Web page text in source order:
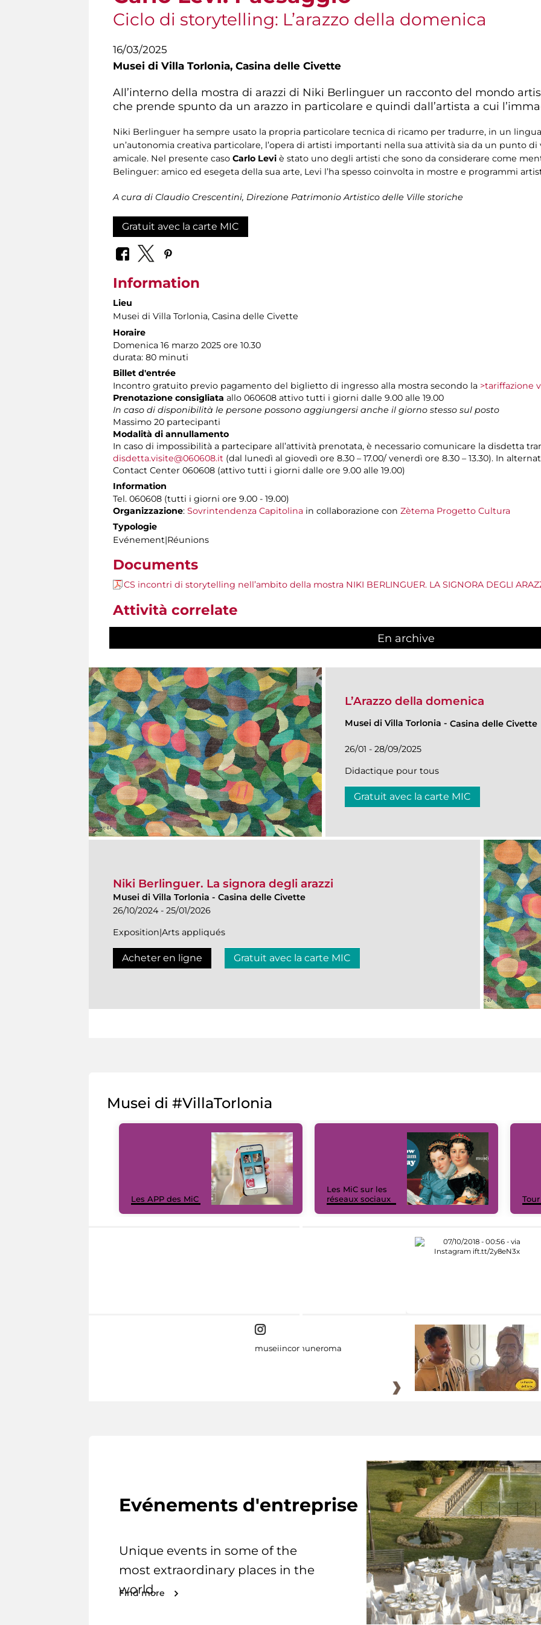
Ciclo di storytelling: L’arazzo della domenica
16/03/2025
Musei di Villa Torlonia, Casina delle Civette
All’interno della mostra di arazzi di Niki Berlinguer un racconto del mondo
che prende spunto da un arazzo in particolare e quindi dall’artista a cui
Niki Berlinguer ha sempre usato la propria particolare tecnica di ricamo per tradurre, in un
un’autonomia creativa particolare, l’opera di artisti importanti nella sua attività sia da un punto
amicale. Nel presente caso Carlo Levi è stato uno degli artisti che sono da considerare come
Belinguer: amico ed esegeta della sua arte, Levi l’ha spesso coinvolta in mostre e programmi
A cura di Claudio Crescentini, Direzione Patrimonio Artistico delle Ville storiche
Gratuit avec la carte MIC
Information
Lieu
Musei di Villa Torlonia, Casina delle Civette
Horaire
Domenica 16 marzo 2025 ore 10.30
durata: 80 minuti
Billet d'entrée
Incontro gratuito previo pagamento del biglietto di ingresso alla mostra secondo la >tariffazione
Prenotazione consigliata allo 060608 attivo tutti i giorni dalle 9.00 alle 19.00
In caso di disponibilità le persone possono aggiungersi anche il giorno stesso sul posto
Massimo 20 partecipanti
Modalità di annullamento
In caso di impossibilità a partecipare all’attività prenotata, è necessario comunicare la disdetta
disdetta.visite@060608.it (dal lunedì al giovedì ore 8.30 – 17.00/ venerdì ore 8.30 – 13.30). In
Contact Center 060608 (attivo tutti i giorni dalle ore 9.00 alle 19.00)
Information
Tel. 060608 (tutti i giorni ore 9.00 - 19.00)
Organizzazione: Sovrintendenza Capitolina in collaborazione con Zètema Progetto Cultura
Typologie
Evénement|Réunions
Documents
CS incontri di storytelling nell’ambito della mostra NIKI BERLINGUER. LA SIGNORA DEGLI
Attività correlate
En archive
L’Arazzo della domenica
Musei di Villa Torlonia - Casina delle Civette
26/01 - 28/09/2025
Didactique pour tous
Gratuit avec la carte MIC
Niki Berlinguer. La signora degli arazzi
Musei di Villa Torlonia - Casina delle Civette
26/10/2024 - 25/01/2026
Exposition|Arts appliqués
Acheter en ligne Gratuit avec la carte MIC
Musei di #VillaTorlonia
Les APP des MiC
Les MiC sur les
réseaux sociaux
museiincomuneroma
Evénements d'entreprise
Unique events in some of the
most extraordinary places in the
world.
Find more